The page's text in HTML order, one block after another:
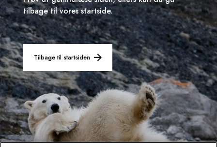
tilbage til vores startside.
Tilbage til startsiden